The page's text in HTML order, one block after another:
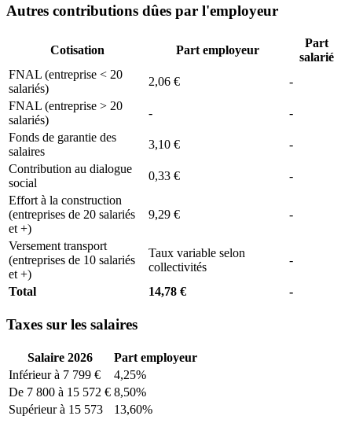
Autres contributions dûes par l'employeur
Cotisation Part employeur
Part
salarié
FNAL (entreprise < 20
salariés)
2,06 €
-
FNAL (entreprise > 20
salariés)
-
-
Fonds de garantie des
salaires
3,10 €
-
Contribution au dialogue
social
0,33 €
-
Effort à la construction
(entreprises de 20 salariés
et +)
9,29 € -
Versement transport
(entreprises de 10 salariés
et +)
Taux variable selon
collectivités
-
Total 14,78 € -
Taxes sur les salaires
Salaire 2026
Part employeur
Inférieur à 7 799 €
4,25%
De 7 800 à 15 572 € 8,50%
Supérieur à 15 573
13,60%